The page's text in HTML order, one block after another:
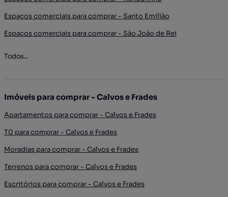
Espaços comerciais para comprar - Santo Emilião
Espaços comerciais para comprar - São João de Rei
Todos...
Imóveis para comprar - Calvos e Frades
Apartamentos para comprar - Calvos e Frades
T0 para comprar - Calvos e Frades
Moradias para comprar - Calvos e Frades
Terrenos para comprar - Calvos e Frades
Escritórios para comprar - Calvos e Frades